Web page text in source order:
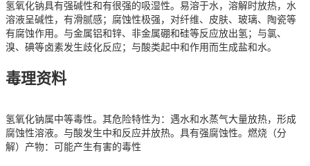
氢氧化钠具有强碱性和有很强的吸湿性。易溶于水，溶解时放热，水
溶液呈碱性，有滑腻感；腐蚀性极强，对纤维、皮肤、玻璃、陶瓷等
有腐蚀作用。与金属铝和锌、非金属硼和硅等反应放出氢；与氯、
溴、碘等卤素发生歧化反应；与酸类起中和作用而生成盐和水。
毒理资料
氢氧化钠属中等毒性。其危险特性为：遇水和水蒸气大量放热，形成
腐蚀性溶液。与酸发生中和反应并放热。具有强腐蚀性。燃烧（分
解）产物：可能产生有害的毒性